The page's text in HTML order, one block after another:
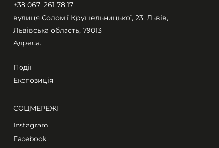
Події
Експозиція
СОЦМЕРЕЖІ
Instagram
Facebook
+38 067 261 78 17​
Адреса:
вулиця Соломії Крушельницької, 23, Львів,
Львівська область, 79013